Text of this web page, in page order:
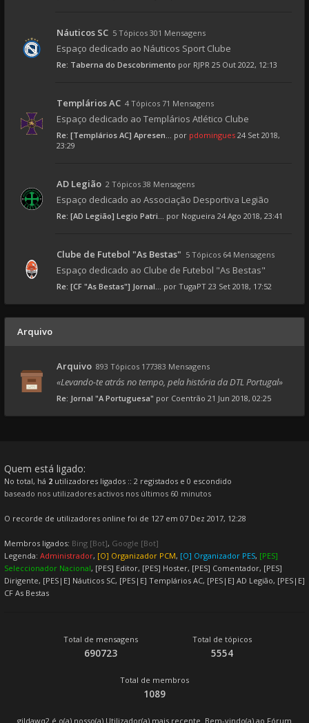
Náuticos SC 5 Tópicos 301 Mensagens
Espaço dedicado ao Náuticos Sport Clube
Re: Taberna do Descobrimento por RJPR 25 Out 2022, 12:13
Templários AC 4 Tópicos 71 Mensagens
Espaço dedicado ao Templários Atlético Clube
Re: [Templários AC] Apresen... por pdomingues 24 Set 2018,
23:29
AD Legião 2 Tópicos 38 Mensagens
Espaço dedicado ao Associação Desportiva Legião
Re: [AD Legião] Legio Patri... por Nogueira 24 Ago 2018, 23:41
Clube de Futebol "As Bestas" 5 Tópicos 64 Mensagens
Espaço dedicado ao Clube de Futebol "As Bestas"
Re: [CF "As Bestas"] Jornal... por TugaPT 23 Set 2018, 17:52
Arquivo
Arquivo 893 Tópicos 177383 Mensagens
«Levando-te atrás no tempo, pela história da DTL Portugal»
Re: Jornal "A Portuguesa" por Coentrão 21 Jun 2018, 02:25
Quem está ligado:
No total, há 2 utilizadores ligados :: 2 registados e 0 escondido
baseado nos utilizadores activos nos últimos 60 minutos
O recorde de utilizadores online foi de 127 em 07 Dez 2017, 12:28
Membros ligados: Bing [Bot], Google [Bot]
Legenda: Administrador, [O] Organizador PCM, [O] Organizador PES, [PES]
Seleccionador Nacional, [PES] Editor, [PES] Hoster, [PES] Comentador, [PES]
Dirigente, [PES|E] Náuticos SC, [PES|E] Templários AC, [PES|E] AD Legião, [PES|E]
CF As Bestas
Total de mensagens
690723
Total de tópicos
5554
Total de membros
1089
gildawq2 é o(a) nosso(a) Utilizador(a) mais recente. Bem-vindo(a) ao Fórum